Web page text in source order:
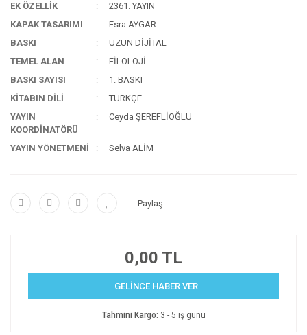
EK ÖZELLİK
2361. YAYIN
KAPAK TASARIMI
Esra AYGAR
BASKI
UZUN DİJİTAL
TEMEL ALAN
FİLOLOJİ
BASKI SAYISI
1. BASKI
KİTABIN DİLİ
TÜRKÇE
YAYIN
KOORDİNATÖRÜ
Ceyda ŞEREFLİOĞLU
YAYIN YÖNETMENİ Selva ALİM
Paylaş
0,00 TL
GELİNCE HABER VER
Tahmini Kargo: 3 - 5 iş günü